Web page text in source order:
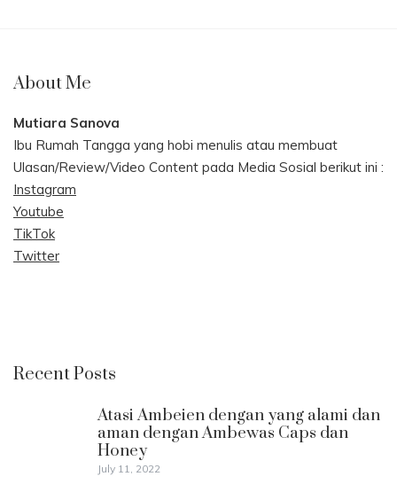
About Me
Mutiara Sanova
Ibu Rumah Tangga yang hobi menulis atau membuat
Ulasan/Review/Video Content pada Media Sosial berikut ini :
Instagram
Youtube
TikTok
Twitter
Recent Posts
Atasi Ambeien dengan yang alami dan
aman dengan Ambewas Caps dan
Honey
July 11, 2022